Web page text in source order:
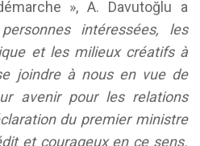
», A. Davutoğlu a
intéressées, les
et les milieux créatifs à
joindre à nous en vue de
avenir pour les relations
du premier ministre
et courageux en ce sens.